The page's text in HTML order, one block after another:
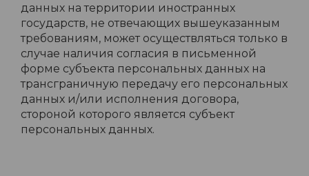
данных на территории иностранных
государств, не отвечающих вышеуказанным
требованиям, может осуществляться только в
случае наличия согласия в письменной
форме субъекта персональных данных на
трансграничную передачу его персональных
данных и/или исполнения договора,
стороной которого является субъект
персональных данных.